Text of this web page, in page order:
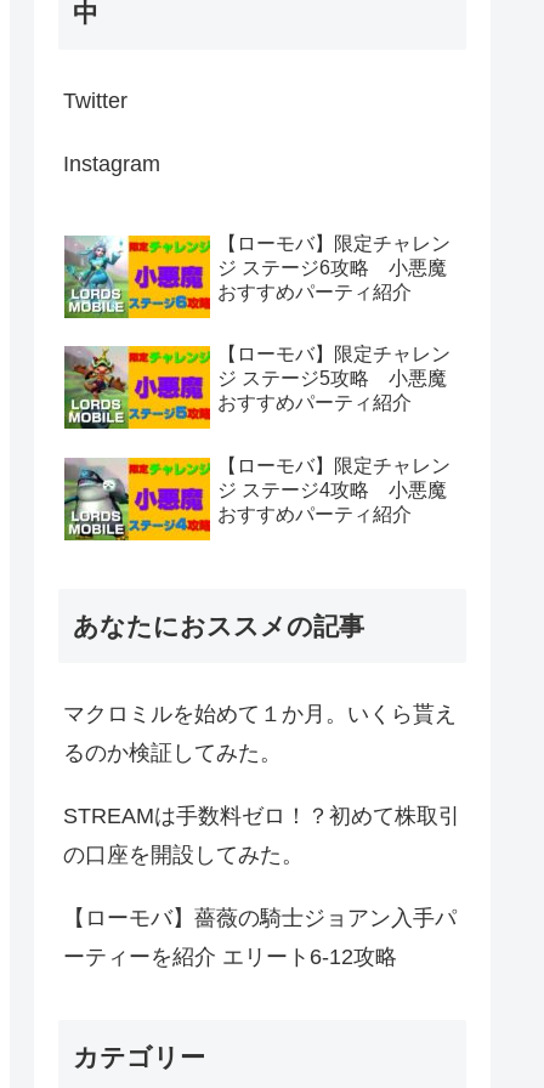
中
Twitter
Instagram
【ローモバ】限定チャレン
ジ ステージ6攻略 小悪魔
おすすめパーティ紹介
【ローモバ】限定チャレン
ジ ステージ5攻略 小悪魔
おすすめパーティ紹介
【ローモバ】限定チャレン
ジ ステージ4攻略 小悪魔
おすすめパーティ紹介
あなたにおススメの記事
マクロミルを始めて１か月。いくら貰え
るのか検証してみた。
STREAMは手数料ゼロ！？初めて株取引
の口座を開設してみた。
【ローモバ】薔薇の騎士ジョアン入手パ
ーティーを紹介 エリート6-12攻略
カテゴリー